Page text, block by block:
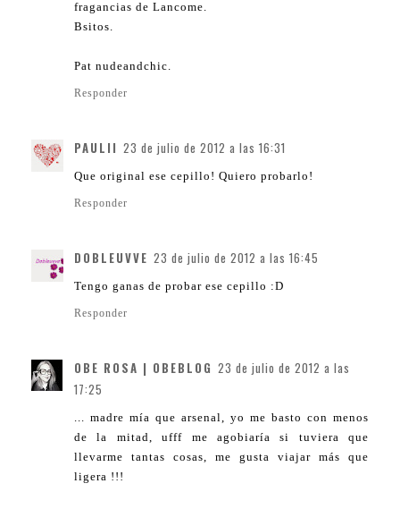
fragancias de Lancome.
Bsitos.
Pat nudeandchic.
Responder
PAULII 23 de julio de 2012 a las 16:31
Que original ese cepillo! Quiero probarlo!
Responder
DOBLEUVVE 23 de julio de 2012 a las 16:45
Tengo ganas de probar ese cepillo :D
Responder
OBE ROSA | OBEBLOG 23 de julio de 2012 a las
17:25
... madre mía que arsenal, yo me basto con menos
de la mitad, ufff me agobiaría si tuviera que
llevarme tantas cosas, me gusta viajar más que
ligera !!!